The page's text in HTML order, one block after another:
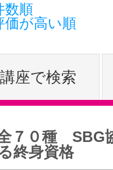
やりたいこ
特集をみる
グッドスク
数順
価が高い順
講座で検索
７０種 SBG
終身資格